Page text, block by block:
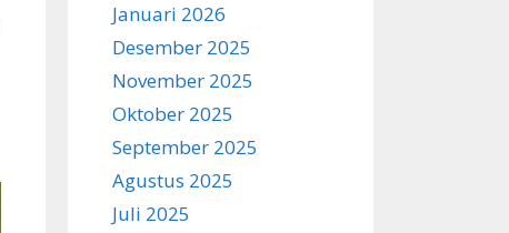
Januari 2026
Desember 2025
November 2025
Oktober 2025
September 2025
Agustus 2025
Juli 2025